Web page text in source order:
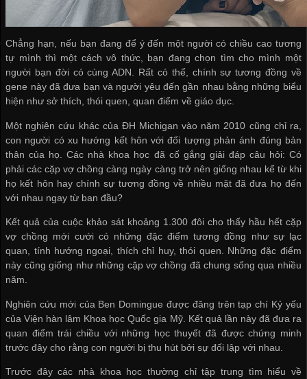
Chẳng hạn, nếu bạn đang để ý đến một người có chiều cao tương
tự mình thì một cách vô thức, bạn đang chọn tìm cho mình một
người bạn đời có cùng ADN. Rất có thể, chính sự tương đồng về
gene này đã đưa bạn và người yêu đến gần nhau bằng những biểu
hiện như sở thích, thói quen, quan điểm về giáo dục.
Một nghiên cứu khác của ĐH Michigan vào năm 2010 cũng chỉ ra,
con người có xu hướng kết hôn với đối tượng phản ánh đúng bản
thân của họ. Các nhà khoa học đã cố gắng giải đáp câu hỏi: Có
phải các cặp vợ chồng càng ngày càng trở nên giống nhau kể từ khi
họ kết hôn hay chính sự tương đồng về nhiều mặt đã đưa họ đến
với nhau ngay từ ban đầu?
Kết quả của cuộc khảo sát khoảng 1.300 đôi cho thấy hầu hết cặp
vợ chồng mới cưới có những đặc điểm tương đồng như sự lạc
quan, tính hướng ngoại, thích chỉ huy, thói quen. Những đặc điểm
này cũng giống như những cặp vợ chồng đã chung sống qua nhiều
năm.
Nghiên cứu mới của Ben Domingue được đăng trên tạp chí Kỷ yếu
của Viện hàn lâm Khoa học Quốc gia Mỹ. Kết quả lần này đã đưa ra
quan điểm trái chiều với những học thuyết đã được chứng minh
trước đây cho rằng con người bị thu hút bởi sự đối lập với nhau.
Trước đây các nhà khoa học thường chỉ tập trung tìm hiểu về